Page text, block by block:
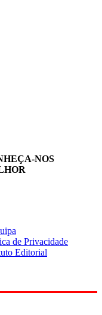
NOS
de Privacidade
Editorial